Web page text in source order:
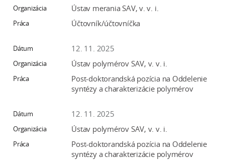
Ústav merania SAV, v. v. i.
Účtovník/účtovníčka
12. 11. 2025
Ústav polymérov SAV, v. v. i.
Post-doktorandská pozícia na Oddelenie
syntézy a charakterizácie polymérov
12. 11. 2025
Ústav polymérov SAV, v. v. i.
Post-doktorandská pozícia na Oddelenie
syntézy a charakterizácie polymérov